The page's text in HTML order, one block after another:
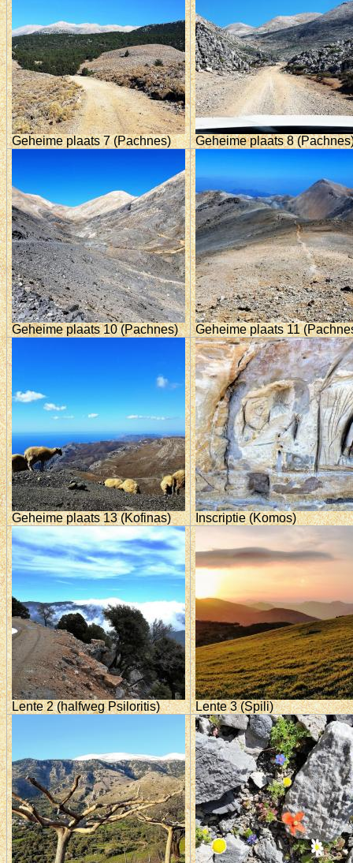
Geheime plaats 7 (Pachnes) Geheime plaats 8
Geheime plaats 10 (Pachnes) Geheime plaats 11
Geheime plaats 13 (Kofinas) Inscriptie (Komos)
Lente 2 (halfweg Psiloritis) Lente 3 (Spili)